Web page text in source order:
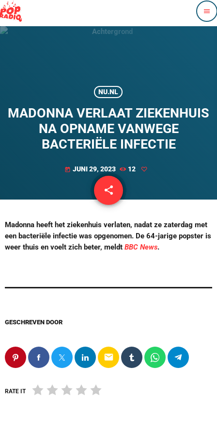
menu
NU.NL
MADONNA VERLAAT ZIEKENHUIS
NA OPNAME VANWEGE
BACTERIËLE INFECTIE
today JUNI 29, 2023 12
share
email
Madonna heeft het ziekenhuis verlaten, nadat ze zaterdag met
een bacteriële infectie was opgenomen. De 64-jarige popster is
weer thuis en voelt zich beter, meldt BBC News.
GESCHREVEN DOOR
email
RATE IT